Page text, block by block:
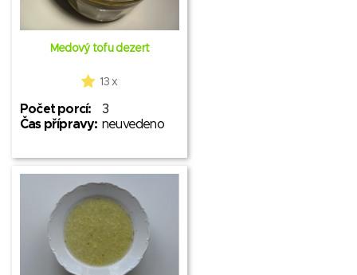
Medový tofu dezert
13 x
Počet porcí:
3
Čas přípravy: neuvedeno